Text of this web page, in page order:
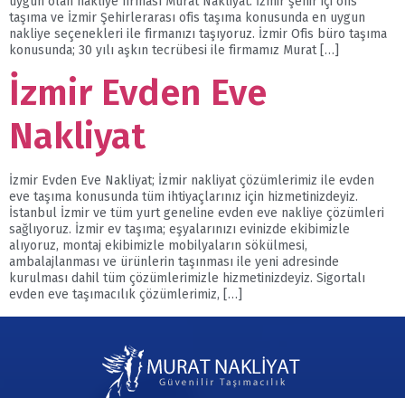
taşıma ve İzmir Şehirlerarası ofis taşıma konusunda en uygun
nakliye seçenekleri ile firmanızı taşıyoruz. İzmir Ofis büro taşıma
konusunda; 30 yılı aşkın tecrübesi ile firmamız Murat […]
İzmir Evden Eve
Nakliyat
İzmir Evden Eve Nakliyat; İzmir nakliyat çözümlerimiz ile evden
eve taşıma konusunda tüm ihtiyaçlarınız için hizmetinizdeyiz.
İstanbul İzmir ve tüm yurt geneline evden eve nakliye çözümleri
sağlıyoruz. İzmir ev taşıma; eşyalarınızı evinizde ekibimizle
alıyoruz, montaj ekibimizle mobilyaların sökülmesi,
ambalajlanması ve ürünlerin taşınması ile yeni adresinde
kurulması dahil tüm çözümlerimizle hizmetinizdeyiz. Sigortalı
evden eve taşımacılık çözümlerimiz, […]